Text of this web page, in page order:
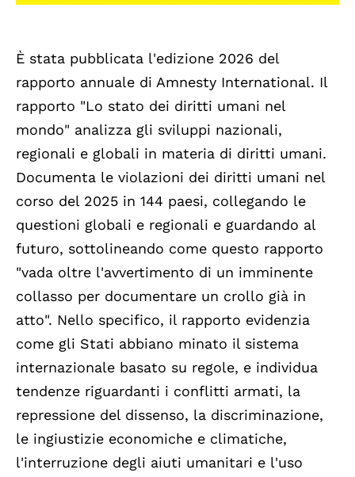
È stata pubblicata l'edizione 2026 del
rapporto annuale di Amnesty International. Il
rapporto "Lo stato dei diritti umani nel
mondo" analizza gli sviluppi nazionali,
regionali e globali in materia di diritti umani.
Documenta le violazioni dei diritti umani nel
corso del 2025 in 144 paesi, collegando le
questioni globali e regionali e guardando al
futuro, sottolineando come questo rapporto
"vada oltre l'avvertimento di un imminente
collasso per documentare un crollo già in
atto". Nello specifico, il rapporto evidenzia
come gli Stati abbiano minato il sistema
internazionale basato su regole, e individua
tendenze riguardanti i conflitti armati, la
repressione del dissenso, la discriminazione,
le ingiustizie economiche e climatiche,
l'interruzione degli aiuti umanitari e l'uso